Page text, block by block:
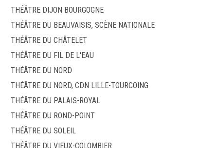
THÉÂTRE DIJON BOURGOGNE
THÉÂTRE DU BEAUVAISIS, SCÈNE NATIONALE
THÉÂTRE DU CHÂTELET
THÉÂTRE DU FIL DE L'EAU
THÉÂTRE DU NORD
THÉÂTRE DU NORD, CDN LILLE-TOURCOING
THÉÂTRE DU PALAIS-ROYAL
THÉÂTRE DU ROND-POINT
THÉÂTRE DU SOLEIL
THÉÂTRE DU VIEUX-COLOMBIER